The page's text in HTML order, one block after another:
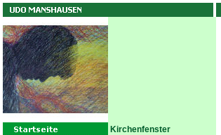
Kirchenfenster